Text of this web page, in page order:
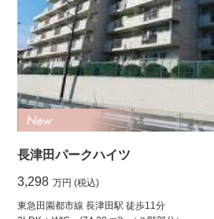
長津田パークハイツ
3,298 万円 (税込)
東急田園都市線 長津田駅 徒歩11分